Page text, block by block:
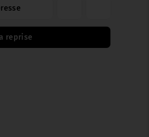
reprise